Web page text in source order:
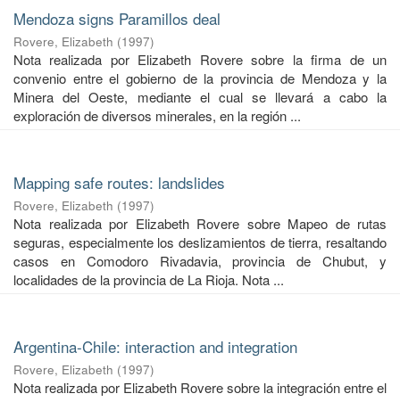
Mendoza signs Paramillos deal
Rovere, Elizabeth (1997)
Nota realizada por Elizabeth Rovere sobre la firma de un
convenio entre el gobierno de la provincia de Mendoza y la
Minera del Oeste, mediante el cual se llevará a cabo la
exploración de diversos minerales, en la región ...
Mapping safe routes: landslides
Rovere, Elizabeth (1997)
Nota realizada por Elizabeth Rovere sobre Mapeo de rutas
seguras, especialmente los deslizamientos de tierra, resaltando
casos en Comodoro Rivadavia, provincia de Chubut, y
localidades de la provincia de La Rioja. Nota ...
Argentina-Chile: interaction and integration
Rovere, Elizabeth (1997)
Nota realizada por Elizabeth Rovere sobre la integración entre el